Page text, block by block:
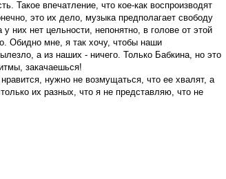
Такое впечатление, что кое-как воспроизводят
это их дело, музыка предполагает свободу
нет цельности, непонятно, в голове от этой
Обидно мне, я так хочу, чтобы наши
а из наших - ничего. Только Бабкина, но это
закачаешься!
нужно не возмущаться, что ее хвалят, а
их разных, что я не представляю, что не